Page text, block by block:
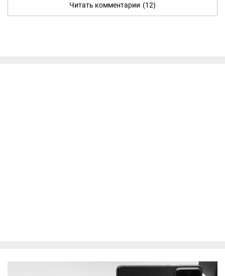
Читать комментарии (12)